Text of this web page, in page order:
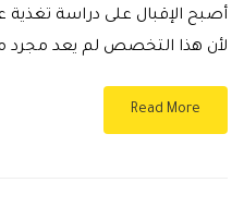
أصبح الإقبال على دراسة
لأن هذا التخصص لم يعد مجرد
Read More